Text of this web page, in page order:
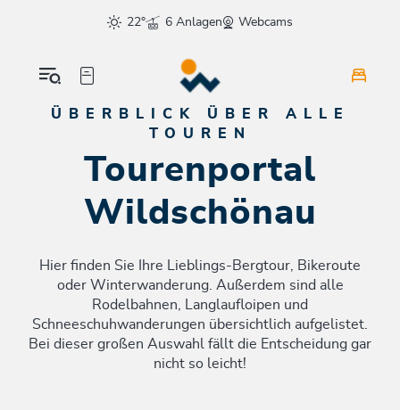
sr.skip-to.main-content
sr.skip-to.table-of-contents
sr.skip-to.main-navigation
22°
6 Anlagen Webcams
ÜBERBLICK ÜBER ALLE
TOUREN
Tourenportal
Wildschönau
Hier finden Sie Ihre Lieblings-Bergtour, Bikeroute
oder Winterwanderung. Außerdem sind alle
Rodelbahnen, Langlaufloipen und
Schneeschuhwanderungen übersichtlich aufgelistet.
Bei dieser großen Auswahl fällt die Entscheidung gar
nicht so leicht!